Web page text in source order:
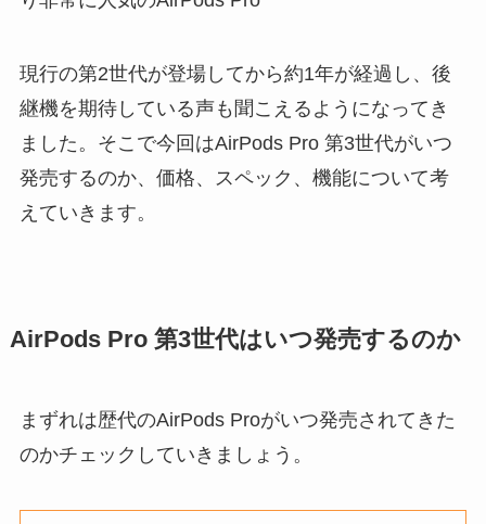
現行の第2世代が登場してから約1年が経過し、後
継機を期待している声も聞こえるようになってき
ました。そこで今回はAirPods Pro 第3世代がいつ
発売するのか、価格、スペック、機能について考
えていきます。
AirPods Pro 第3世代はいつ発売するのか
まずれは歴代のAirPods Proがいつ発売されてきた
のかチェックしていきましょう。